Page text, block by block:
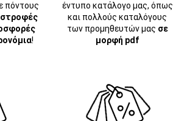
πόντους
!
έντυπο κατάλογο μας, όπως
και πολλούς καταλόγους
των προμηθευτών μας σε
μορφή pdf